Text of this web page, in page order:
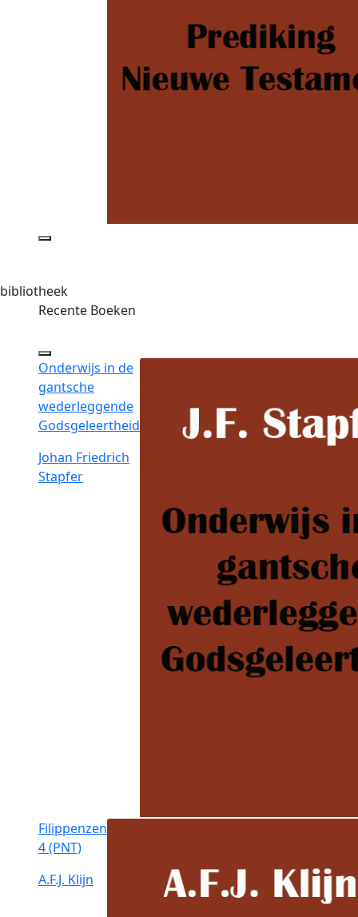
bibliotheek
Recente Boeken
Onderwijs in de
gantsche
wederleggende
Godsgeleertheid
Johan Friedrich
Stapfer
Filippenzen
4 (PNT)
A.F.J. Klijn